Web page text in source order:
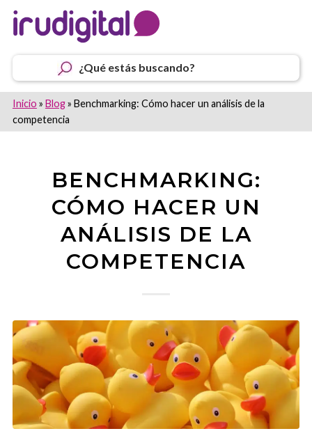
¿Qué estás buscando?
Inicio » Blog» Benchmarking: Cómo hacer un análisis de la
competencia
BENCHMARKING:
CÓMO HACER UN
ANÁLISIS DE LA
COMPETENCIA